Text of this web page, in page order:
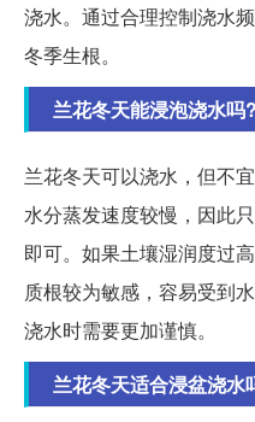
浇水。通过合理控制浇水
冬季生根。
兰花冬天能浸泡浇水吗?
兰花冬天可以浇水，但不
水分蒸发速度较慢，因此
即可。如果土壤湿润度过
质根较为敏感，容易受到
浇水时需要更加谨慎。
兰花冬天适合浸盆浇水